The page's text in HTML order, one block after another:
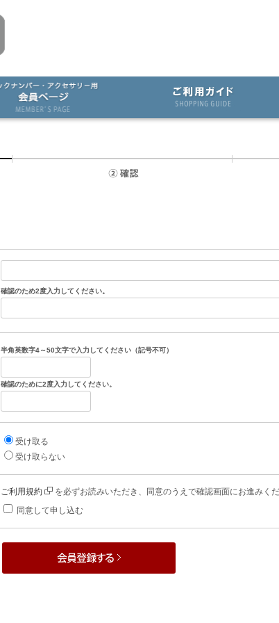
確認のため2度入力してください。
半角英数字4～50文字で入力してください（記号不可）
確認のために2度入力してください。
受け取る
受け取らない
ご利用規約
を必ずお読みいただき、同意のうえで確認画面にお進みく
同意して申し込む